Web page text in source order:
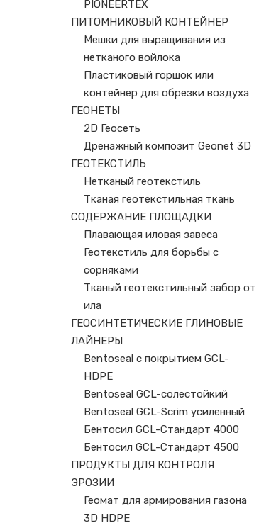
PIONEERTEX
ПИТОМНИКОВЫЙ КОНТЕЙНЕР
Мешки для выращивания из
нетканого войлока
Пластиковый горшок или
контейнер для обрезки воздуха
ГЕОНЕТЫ
2D Геосеть
Дренажный композит Geonet 3D
ГЕОТЕКСТИЛЬ
Нетканый геотекстиль
Тканая геотекстильная ткань
СОДЕРЖАНИЕ ПЛОЩАДКИ
Плавающая иловая завеса
Геотекстиль для борьбы с
сорняками
Тканый геотекстильный забор от
ила
ГЕОСИНТЕТИЧЕСКИЕ ГЛИНОВЫЕ
ЛАЙНЕРЫ
Bentoseal с покрытием GCL-
HDPE
Bentoseal GCL-солестойкий
Bentoseal GCL-Scrim усиленный
Бентосил GCL-Стандарт 4000
Бентосил GCL-Стандарт 4500
ПРОДУКТЫ ДЛЯ КОНТРОЛЯ
ЭРОЗИИ
Геомат для армирования газона
3D HDPE